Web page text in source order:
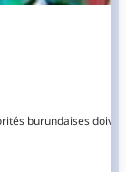
burundaises